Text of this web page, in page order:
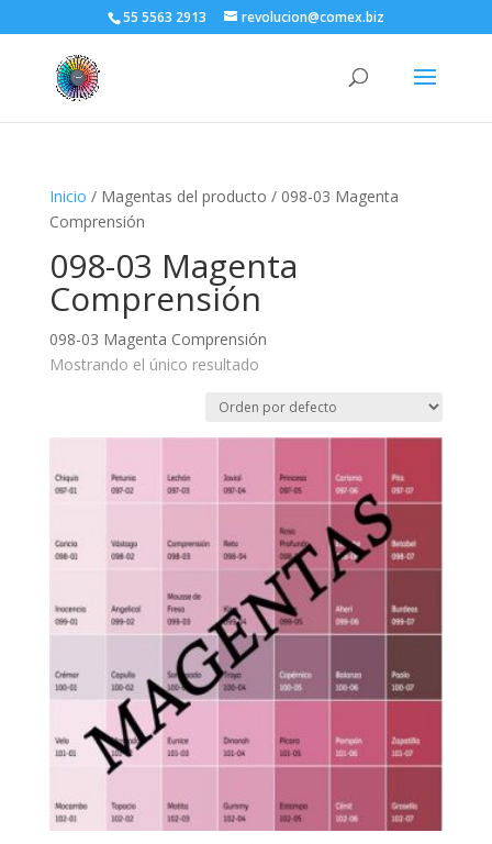
55 5563 2913 revolucion@comex.biz
Inicio / Magentas del producto / 098-03 Magenta
Comprensión
098-03 Magenta
Comprensión
098-03 Magenta Comprensión
Mostrando el único resultado